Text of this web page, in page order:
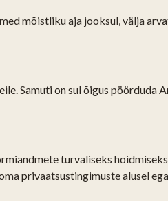
mõistliku aja jooksul, välja
Samuti on sul õigus pöörduda
turvaliseks
privaatsustingimuste alusel